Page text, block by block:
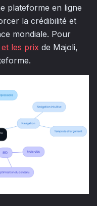
plateforme en ligne
la crédibilité et
mondiale. Pour
les prix de Majoli,